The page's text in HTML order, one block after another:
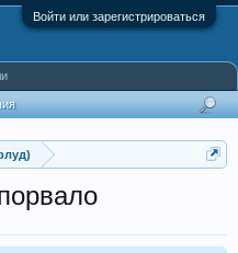
Войти или зарегистрироваться